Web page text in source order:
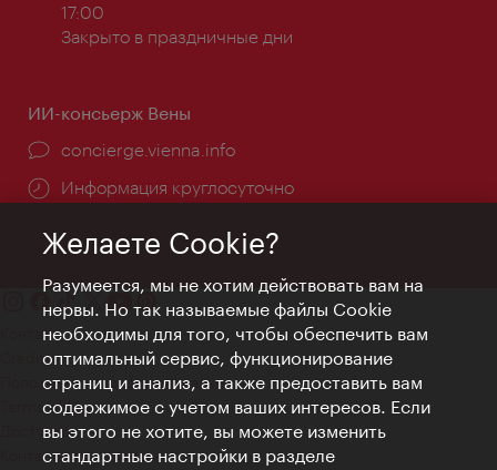
работы:
17:00
Закрыто в праздничные дни
ИИ-консьерж Вены
concierge.vienna.info
Информация круглосуточно
Контакт
Credits
Положение о конфиденциальности
Terms of Use
Доступность
Контакты для прессы
Желаете Cookie?
Разумеется, мы не хотим действовать вам на
нервы. Но так называемые файлы Cookie
необходимы для того, чтобы обеспечить вам
оптимальный сервис, функционирование
страниц и анализ, а также предоставить вам
содержимое с учетом ваших интересов. Если
вы этого не хотите, вы можете изменить
стандартные настройки в разделе